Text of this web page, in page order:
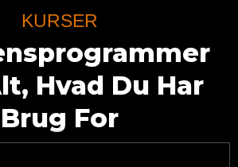
KURSER
Hvad Du Har
Brug For